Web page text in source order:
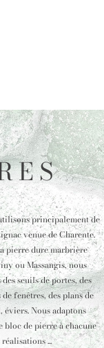
principalement de
venue de Charente.
pierre dure marbrière
ou Massangis, nous
des seuils de portes, des
fenêtres, des plans de
éviers. Nous adaptons
bloc de pierre à chacune
...